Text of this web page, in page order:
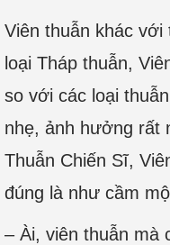
Viên thuẫn khác với
loại Tháp thuẫn,
so với các loại
nhẹ, ảnh hưởng rất
Thuẫn Chiến Sĩ,
đúng là như cầm
– Ài, viên thuẫn mà